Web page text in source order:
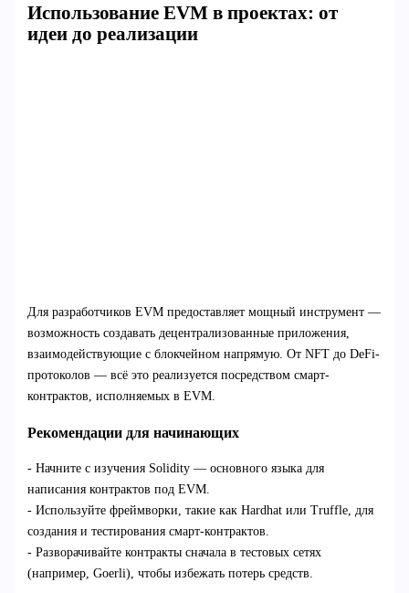
Использование EVM в проектах: от
идеи до реализации
Для разработчиков EVM предоставляет мощный инструмент —
возможность создавать децентрализованные приложения,
взаимодействующие с блокчейном напрямую. От NFT до DeFi-
протоколов — всё это реализуется посредством смарт-
контрактов, исполняемых в EVM.
Рекомендации для начинающих
- Начните с изучения Solidity — основного языка для
написания контрактов под EVM.
- Используйте фреймворки, такие как Hardhat или Truffle, для
создания и тестирования смарт-контрактов.
- Разворачивайте контракты сначала в тестовых сетях
(например, Goerli), чтобы избежать потерь средств.